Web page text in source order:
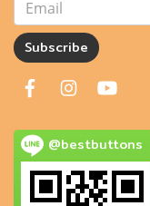
Subscribe
@bestbuttons